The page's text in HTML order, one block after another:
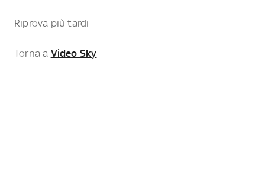
Riprova più tardi
Torna a Video Sky